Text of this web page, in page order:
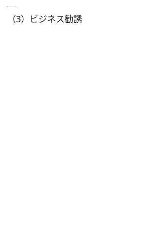
（3）ビジネス勧誘